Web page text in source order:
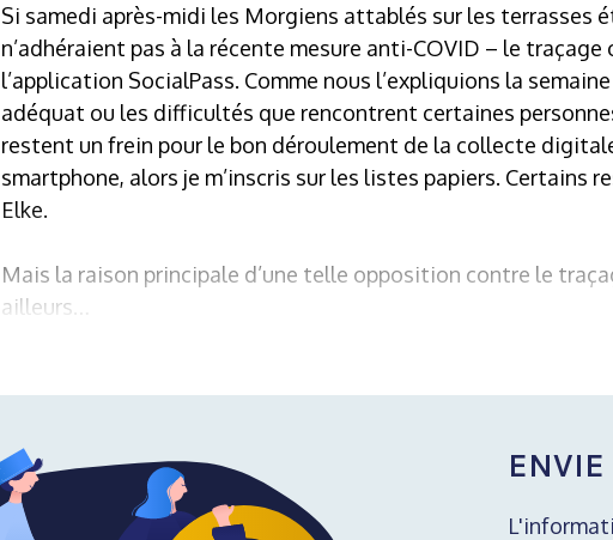
Si samedi après-midi les Morgiens attablés sur les terrasses
n’adhéraient pas à la récente mesure anti-COVID – le
l’application SocialPass. Comme nous l’expliquions la
adéquat ou les difficultés que rencontrent certaines
restent un frein pour le bon déroulement de la collecte digitale
smartphone, alors je m’inscris sur les listes papiers. Certains
Elke.
Mais la raison principale d’une telle opposition contre le
ailleurs…